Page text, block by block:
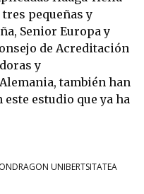
pequeñas y
Senior Europa y
de Acreditación
y
también han
estudio que ya ha
UNIBERTSITATEA